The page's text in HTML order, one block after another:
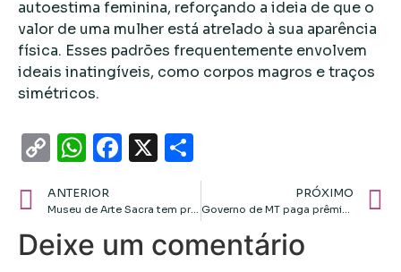
autoestima feminina, reforçando a ideia de que o
valor de uma mulher está atrelado à sua aparência
física. Esses padrões frequentemente envolvem
ideais inatingíveis, como corpos magros e traços
simétricos.
CopyWhatsApp
Facebook
X
ANTERIOR
Museu de Arte Sacra tem programação especial no Mês da Consciência Negra
PRÓXIMO
Governo de MT paga prêmio a atletas que competiram nas Olimpíadas e Paralimpíadas 2024
Deixe um comentário